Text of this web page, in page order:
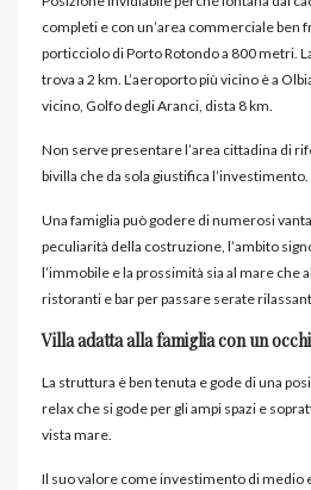
completi e con un’area commerciale ben
porticciolo di Porto Rotondo a 800 metri.
trova a 2 km. L’aeroporto più vicino è a
vicino, Golfo degli Aranci, dista 8 km.
Non serve presentare l’area cittadina di
bivilla che da sola giustifica l’investimento.
Una famiglia può godere di numerosi
peculiarità della costruzione, l’ambito
l’immobile e la prossimità sia al mare che
ristoranti e bar per passare serate
Villa adatta alla famiglia con un
La struttura è ben tenuta e gode di una
relax che si gode per gli ampi spazi e
vista mare.
Il suo valore come investimento di medio